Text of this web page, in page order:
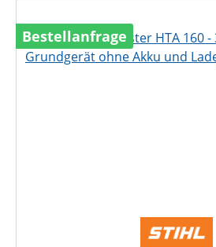
Bestellanfrage